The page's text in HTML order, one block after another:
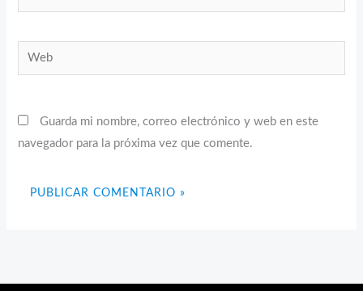
electrónico*
Web
Guarda mi nombre, correo electrónico y web en este
navegador para la próxima vez que comente.